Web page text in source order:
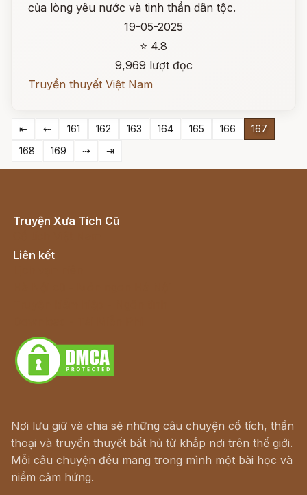
của lòng yêu nước và tinh thần dân tộc.
19-05-2025
⭐ 4.8
9,969 lượt đọc
Truyền thuyết Việt Nam
⇤ ⇠ 161 162 163 164 165 166
167
168
169 ⇢ ⇥
Truyện Xưa Tích Cũ
Liên kết
Nơi lưu giữ và chia sẻ những câu chuyện cổ tích, thần
thoại và truyền thuyết bất hủ từ khắp nơi trên thế giới.
Mỗi câu chuyện đều mang trong mình một bài học và
niềm cảm hứng.